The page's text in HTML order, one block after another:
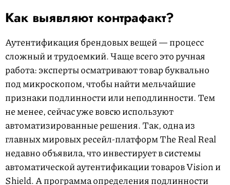
Как выявляют контрафакт?
Аутентификация брендовых вещей — процесс
сложный и трудоемкий. Чаще всего это ручная
работа: эксперты осматривают товар буквально
под микроскопом, чтобы найти мельчайшие
признаки подлинности или неподлинности. Тем
не менее, сейчас уже вовсю используют
автоматизированные решения. Так, одна из
главных мировых ресейл-платформ The Real Real
недавно объявила, что инвестирует в системы
автоматической аутентификации товаров Vision и
Shield. А программа определения подлинности